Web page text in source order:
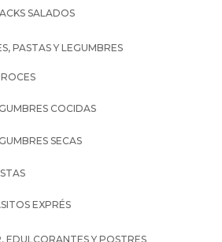
SALADOS
PASTAS Y LEGUMBRES
COCIDAS
SECAS
EXPRÉS
EDULCORANTES Y POSTRES